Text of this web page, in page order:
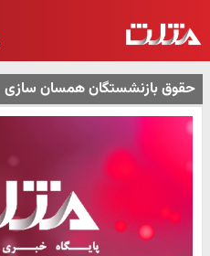
حقوق بازنشستگان همسان سازی